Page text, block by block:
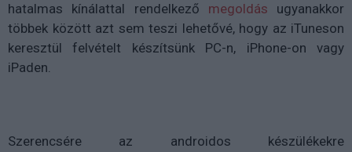
hatalmas kínálattal rendelkező megoldás ugyanakkor
többek között azt sem teszi lehetővé, hogy az iTuneson
keresztül felvételt készítsünk PC-n, iPhone-on vagy
iPaden.
Szerencsére az androidos készülékekre